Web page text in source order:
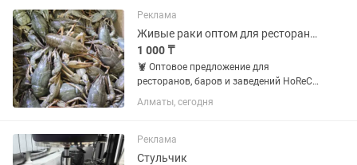
Реклама
Живые раки оптом для ресторанов
1 000 ₸
🦞 Оптовое предложение для
ресторанов, баров и заведений HoReCa
Предлагаем живых раков оптом по
выгодным ценам с доставкой. Раки
кг — 3 800 тг/кг • от 50 кг...
Алматы, сегодня
Реклама
Стульчик